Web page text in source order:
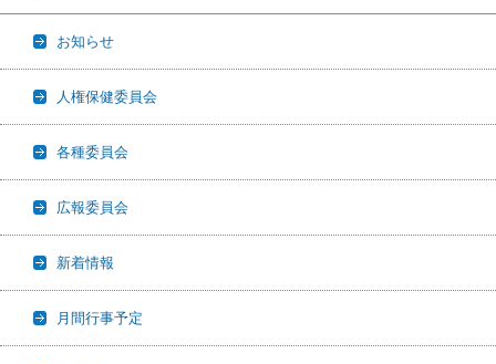
お知らせ
人権保健委員会
各種委員会
広報委員会
新着情報
月間行事予定